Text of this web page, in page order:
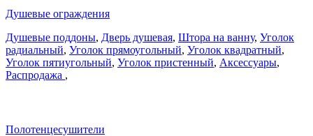
Душевые ограждения
Душевые поддоны, Дверь душевая, Штора на ванну, Уголок
радиальный, Уголок прямоугольный, Уголок квадратный,
Уголок пятиугольный, Уголок пристенный, Аксессуары,
Распродажа ,
Полотенцесушители